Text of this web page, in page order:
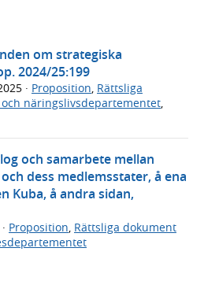
om strategiska
2024/25:199
· Proposition, Rättsliga
näringslivsdepartementet,
och samarbete mellan
dess medlemsstater, å ena
Kuba, å andra sidan,
· Proposition, Rättsliga dokument